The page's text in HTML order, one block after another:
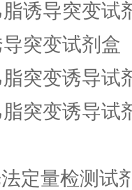
诱导突变试
突变试剂盒
突变诱导试
突变诱导试
定量检测试